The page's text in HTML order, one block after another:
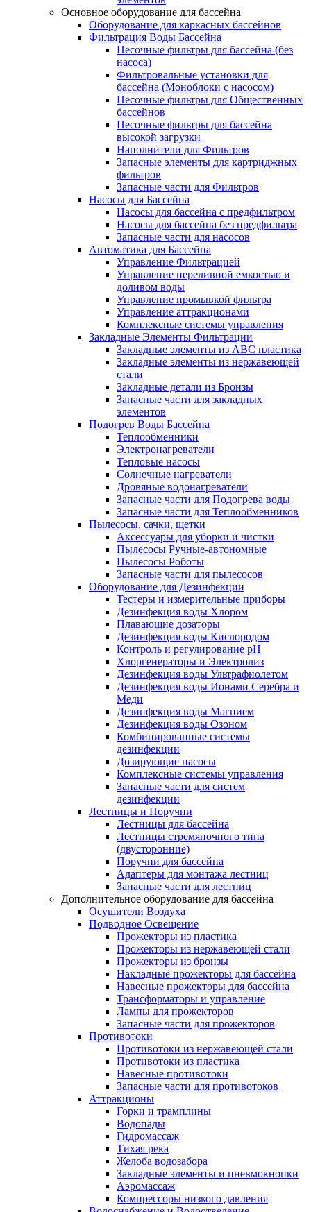
Основное оборудование для бассейна
Оборудование для каркасных бассейнов
Фильтрация Воды Бассейна
Песочные фильтры для бассейна (без
насоса)
Фильтровальные установки для
бассейна (Моноблоки с насосом)
Песочные фильтры для Общественных
бассейнов
Песочные фильтры для бассейна
высокой загрузки
Наполнители для Фильтров
Запасные элементы для картриджных
фильтров
Запасные части для Фильтров
Насосы для Бассейна
Насосы для бассейна с предфильтром
Насосы для бассейна без предфильтра
Запасные части для насосов
Автоматика для Бассейна
Управление Фильтрацией
Управление переливной емкостью и
доливом воды
Управление промывкой фильтра
Управление аттракционами
Комплексные системы управления
Закладные Элементы Фильтрации
Закладные элементы из ABC пластика
Закладные элементы из нержавеющей
стали
Закладные детали из Бронзы
Запасные части для закладных
элементов
Подогрев Воды Бассейна
Теплообменники
Электронагреватели
Тепловые насосы
Солнечные нагреватели
Дровяные водонагреватели
Запасные части для Подогрева воды
Запасные части для Теплообменников
Пылесосы, сачки, щетки
Аксессуары для уборки и чистки
Пылесосы Ручные-автономные
Пылесосы Роботы
Запасные части для пылесосов
Оборудование для Дезинфекции
Тестеры и измерительные приборы
Дезинфекция воды Хлором
Плавающие дозаторы
Дезинфекция воды Кислородом
Контроль и регулирование рН
Хлоргенераторы и Электролиз
Дезинфекция воды Ультрафиолетом
Дезинфекция воды Ионами Серебра и
Меди
Дезинфекция воды Магнием
Дезинфекция воды Озоном
Комбинированные системы
дезинфекции
Дозирующие насосы
Комплексные системы управления
Запасные части для систем
дезинфекции
Лестницы и Поручни
Лестницы для бассейна
Лестницы стремяночного типа
(двусторонние)
Поручни для бассейна
Адаптеры для монтажа лестниц
Запасные части для лестниц
Дополнительное оборудование для бассейна
Осушители Воздуха
Подводное Освещение
Прожекторы из пластика
Прожекторы из нержавеющей стали
Прожекторы из бронзы
Накладные прожекторы для бассейна
Навесные прожекторы для бассейна
Трансформаторы и управление
Лампы для прожекторов
Запасные части для прожекторов
Противотоки
Противотоки из нержавеющей стали
Противотоки из пластика
Навесные противотоки
Запасные части для противотоков
Аттракционы
Горки и трамплины
Водопады
Гидромассаж
Тихая река
Желоба водозабора
Закладные элементы и пневмокнопки
Аэромассаж
Компрессоры низкого давления